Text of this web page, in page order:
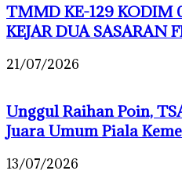
TMMD KE-129 KODIM
KEJAR DUA SASARAN
21/07/2026
Unggul Raihan Poin,
Juara Umum Piala
13/07/2026